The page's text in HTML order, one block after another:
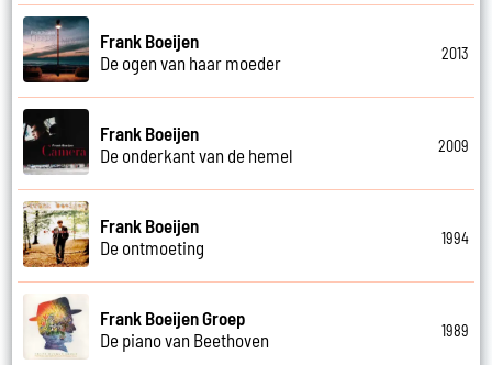
Frank Boeijen
De ogen van haar moeder
2013
Frank Boeijen
De onderkant van de hemel
2009
Frank Boeijen
De ontmoeting
1994
Frank Boeijen Groep
De piano van Beethoven
1989